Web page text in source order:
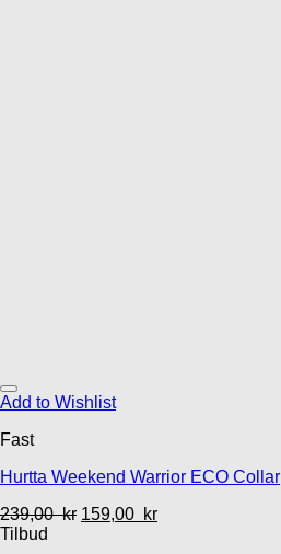
Add to Wishlist
Fast
Hurtta Weekend Warrior ECO Collar
239,00kr 159,00 kr
Tilbud